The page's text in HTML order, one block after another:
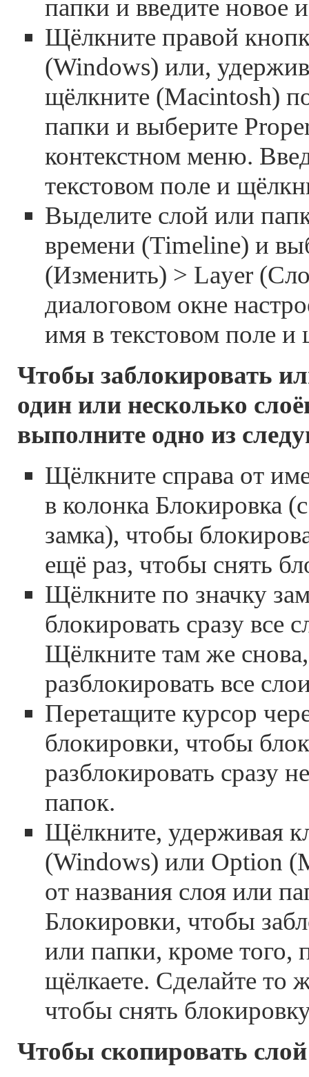
папки и введите новое
Щёлкните правой
(Windows) или,
щёлкните (Macintosh)
папки и выберите
контекстном меню.
текстовом поле и
Выделите слой или
времени (Timeline) и
(Изменить) > Layer
диалоговом окне
имя в текстовом поле
Чтобы заблокировать
один или несколько
выполните одно из
Щёлкните справа от
в колонка Блокировка
замка), чтобы
ещё раз, чтобы снять
Щёлкните по значку
блокировать сразу все
Щёлкните там же
разблокировать все
Перетащите курсор
блокировки, чтобы
разблокировать сразу
папок.
Щёлкните, удерживая
(Windows) или Option
от названия слоя или
Блокировки, чтобы
или папки, кроме того,
щёлкаете. Сделайте то
чтобы снять
Чтобы скопировать